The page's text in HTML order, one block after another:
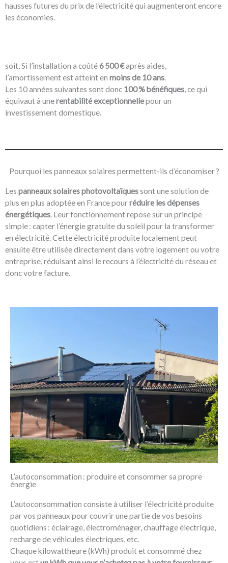
hausses futures du prix de l’électricité qui augmenteront encore
les économies.
soit, Si l’installation a coûté6 500 €après aides,
l’amortissement est atteint en moins de 10 ans.
Les 10 années suivantes sont donc 100 % bénéfiques, ce qui
équivaut à unerentabilité exceptionnellepour un
investissement domestique.
Pourquoi les panneaux solaires permettent-ils d’économiser ?
Les panneaux solaires photovoltaïquessont une solution de
plus en plus adoptée en France pourréduire les dépenses
énergétiques. Leur fonctionnement repose sur un principe
simple : capter l’énergie gratuite du soleil pour la transformer
en électricité. Cette électricité produite localement peut
ensuite être utilisée directement dans votre logement ou votre
entreprise, réduisant ainsi le recours à l’électricité du réseau et
donc votre facture.
L’autoconsommation : produire et consommer sa propre
énergie
L’autoconsommation consiste à utiliser l’électricité produite
par vos panneaux pour couvrir une partie de vos besoins
quotidiens : éclairage, électroménager, chauffage électrique,
recharge de véhicules électriques, etc.
Chaque kilowattheure (kWh) produit et consommé chez